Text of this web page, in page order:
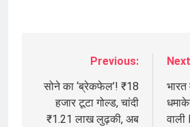
navigation
Previous:
सोने का ‘ब्रेकफेल’! ₹18
हजार टूटा गोल्ड, चांदी
₹1.21 लाख लुढ़की, अब